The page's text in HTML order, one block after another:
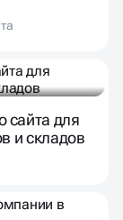
сайта для
и складов